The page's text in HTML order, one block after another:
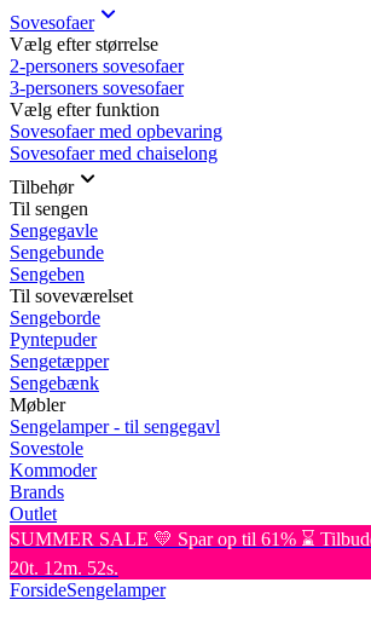
Sovesofaer
Vælg efter størrelse
2-personers sovesofaer
3-personers sovesofaer
Vælg efter funktion
Sovesofaer med opbevaring
Sovesofaer med chaiselong
Tilbehør
Til sengen
Sengegavle
Sengebunde
Sengeben
Til soveværelset
Sengeborde
Pyntepuder
Sengetæpper
Sengebænk
Møbler
Sengelamper - til sengegavl
Sovestole
Kommoder
Brands
Outlet
SUMMER SALE 💛 Spar op til 61% ⌛
20t. 12m. 52s.
ForsideSengelamper